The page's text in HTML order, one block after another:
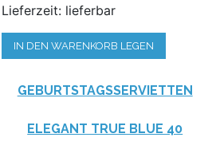
Lieferzeit: lieferbar
IN DEN WARENKORB LEGEN
GEBURTSTAGSSERVIETTEN
ELEGANT TRUE BLUE 40